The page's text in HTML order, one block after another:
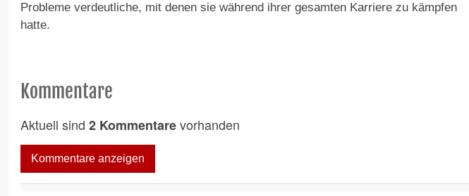
Probleme verdeutliche, mit denen sie während ihrer gesamten Karriere zu kämpfen
hatte.
Kommentare
Aktuell sind 2 Kommentarevorhanden
Kommentare anzeigen